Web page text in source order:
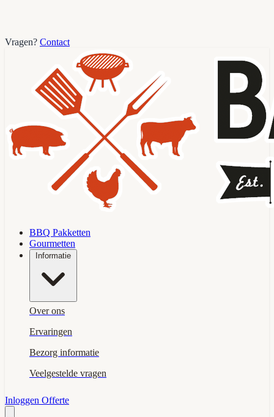
Vragen? Contact
BBQ Pakketten
Gourmetten
Informatie
Over ons
Ervaringen
Bezorg informatie
Veelgestelde vragen
Inloggen Offerte